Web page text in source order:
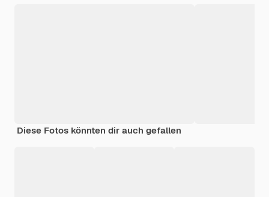
Diese Fotos könnten dir auch gefallen